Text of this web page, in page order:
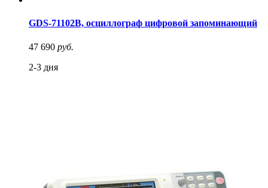
GDS-71102B, осциллограф цифровой запоминающий
47 690 руб.
2-3 дня